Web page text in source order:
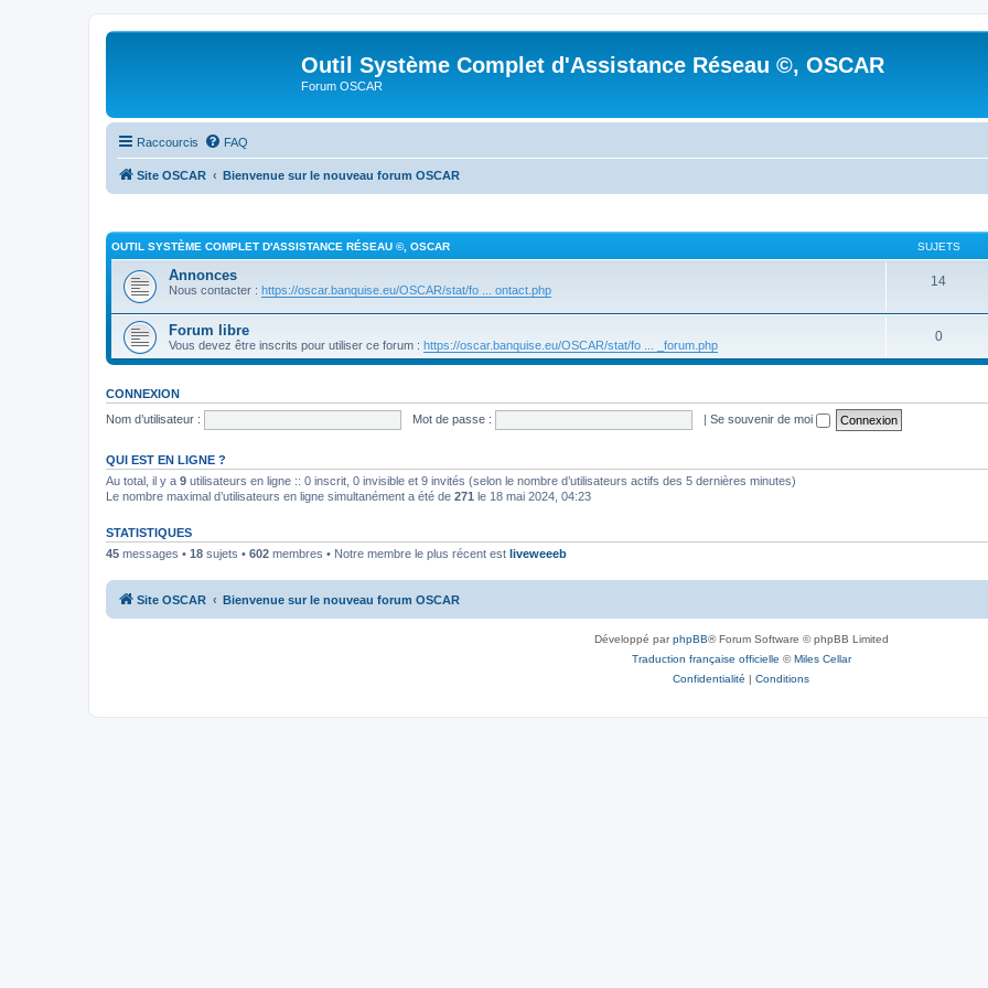
Outil Système Complet d'Assistance Réseau ©, OSCAR
Forum OSCAR
Raccourcis FAQ
Site OSCAR Bienvenue sur le nouveau forum OSCAR
OUTIL SYSTÈME COMPLET D'ASSISTANCE RÉSEAU ©, OSCAR SUJETS
Annonces
Nous contacter : https://oscar.banquise.eu/OSCAR/stat/fo ... ontact.php
14
Forum libre
Vous devez être inscrits pour utiliser ce forum : https://oscar.banquise.eu/OSCAR/stat/fo ... _forum.php
0
CONNEXION
Nom d’utilisateur :
Mot de passe : | Se souvenir de moi
QUI EST EN LIGNE ?
Au total, il y a 9 utilisateurs en ligne :: 0 inscrit, 0 invisible et 9 invités (selon le nombre d’utilisateurs actifs des 5 dernières minutes)
Le nombre maximal d’utilisateurs en ligne simultanément a été de 271 le 18 mai 2024, 04:23
STATISTIQUES
45 messages • 18 sujets • 602 membres • Notre membre le plus récent est liveweeeb
Site OSCAR Bienvenue sur le nouveau forum OSCAR
Développé parphpBB® Forum Software © phpBB Limited
Traduction française officielle ©Miles Cellar
Confidentialité | Conditions